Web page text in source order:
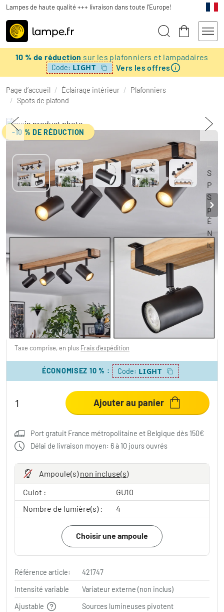
Lampes de haute qualité +++ livraison dans toute l'Europe!
10 % de réduction sur les plafonniers et lampadaires
Code: LIGHT Vers les offres
Page d’accueil / Éclairage intérieur / Plafonniers
/ Spots de plafond
-10 % DE RÉDUCTION
Storuma Plafonnier, Spot de plafond Écru,
Noir, 4 lumières
-40% 77,99 €
Vous économisez52,00 € PVC:129,99 €
Taxe comprise, en plus Frais d'expédition
ÉCONOMISEZ 10 % : Code: LIGHT
Ajouter au panier
Port gratuit France métropolitaine et Belgique dès 150€
Délai de livraison moyen: 6 à 10 jours ouvrés
Ampoule(s)non incluse(s)
Culot :
GU10
Nombre de lumière(s) :
4
Choisir une ampoule
Référence article:
421747
Intensité variable
Variateur externe (non inclus)
Ajustable
Sources lumineuses pivotent